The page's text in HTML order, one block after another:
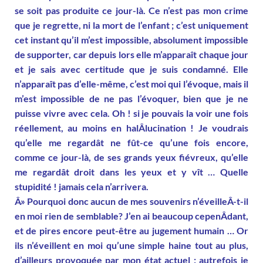
se soit pas produite ce jour-là. Ce n’est pas mon crime
que je regrette, ni la mort de l’enfant ; c’est uniquement
cet instant qu’il m’est impossible, absolument impossible
de supporter, car depuis lors elle m’apparaît chaque jour
et je sais avec certitude que je suis condamné. Elle
n’apparaît pas d’elle-même, c’est moi qui l’évoque, mais il
m’est impossible de ne pas l’évoquer, bien que je ne
puisse vivre avec cela. Oh ! si je pouvais la voir une fois
réellement, au moins en halÂ­lucination ! Je voudrais
qu’elle me regardât ne fût-ce qu’une fois encore,
comme ce jour-là, de ses grands yeux fiévreux, qu’elle
me regardât droit dans les yeux et y vît … Quelle
stupidité ! jamais cela n’arrivera.
Â» Pourquoi donc aucun de mes souvenirs n’éveilleÂ­-t-il
en moi rien de semblable? J’en ai beaucoup cepenÂ­dant,
et de pires encore peut-être au jugement humain … Or
ils n’éveillent en moi qu’une simple haine tout au plus,
d’ailleurs provoquée par mon état actuel ; autrefois je